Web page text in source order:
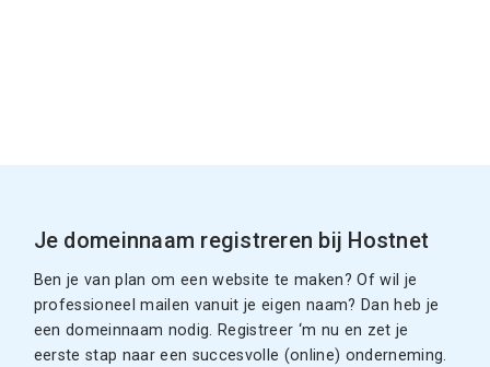
Je domeinnaam registreren bij Hostnet
Ben je van plan om een website te maken? Of wil je
professioneel mailen vanuit je eigen naam? Dan heb je
een domeinnaam nodig. Registreer ‘m nu en zet je
eerste stap naar een succesvolle (online) onderneming.